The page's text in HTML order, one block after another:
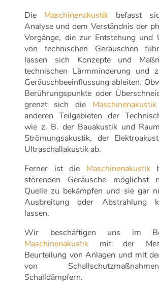
Die Maschinenakustik befasst
Analyse und dem Verständnis der
Vorgänge, die zur Entstehung und
von technischen Geräuschen
lassen sich Konzepte und
technischen Lärmminderung und
Geräuschbeeinflussung ableiten.
Berührungspunkte oder
grenzt sich die Maschinenakustik
anderen Teilgebieten der
wie z. B. der Bauakustik und
Strömungsakustik, der
Ultraschallakustik ab.
Ferner ist die Maschinenakustik
störenden Geräusche möglichst
Quelle zu bekämpfen und sie gar
Ausbreitung oder Abstrahlung
lassen.
Wir beschäftigen uns im
Maschinenakustik mit der
Beurteilung von Anlagen und mit
von
Schalldämpfern.